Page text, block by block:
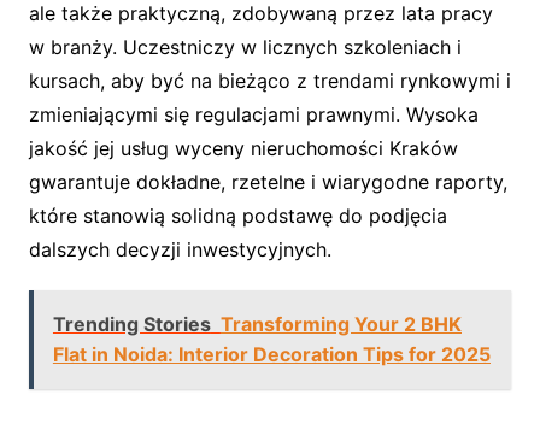
ale także praktyczną, zdobywaną przez lata pracy
w branży. Uczestniczy w licznych szkoleniach i
kursach, aby być na bieżąco z trendami rynkowymi i
zmieniającymi się regulacjami prawnymi. Wysoka
jakość jej usług wyceny nieruchomości Kraków
gwarantuje dokładne, rzetelne i wiarygodne raporty,
które stanowią solidną podstawę do podjęcia
dalszych decyzji inwestycyjnych.
Trending Stories Transforming Your 2 BHK
Flat in Noida: Interior Decoration Tips for 2025